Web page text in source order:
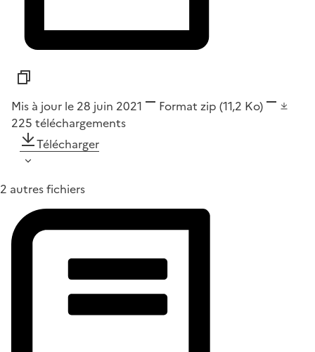
Mis à jour le 28 juin 2021 Format zip (11,2 Ko)
225 téléchargements
Télécharger
2 autres fichiers